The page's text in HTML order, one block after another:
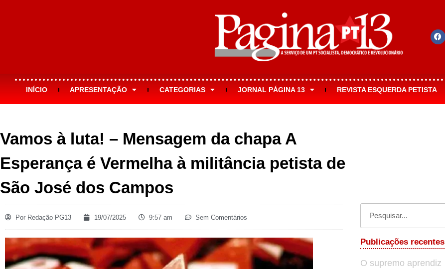
INÍCIO APRESENTAÇÃO CATEGORIAS JORNAL PÁGINA 13 REVISTA ESQUERDA PETISTA
Vamos à luta! – Mensagem da chapa A
Esperança é Vermelha à militância petista de
São José dos Campos
Por Redação PG13 19/07/2025 9:57 am Sem Comentários
Publicações recentes
O supremo aprendiz